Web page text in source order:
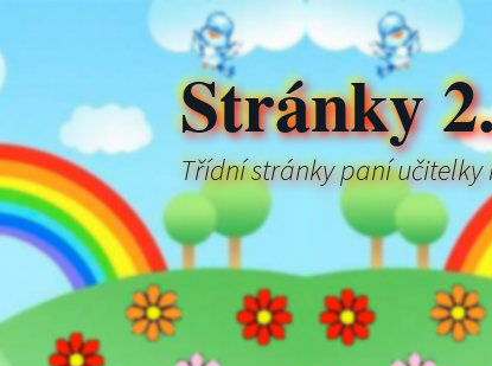
Stránky
Třídní stránky paní učitelky